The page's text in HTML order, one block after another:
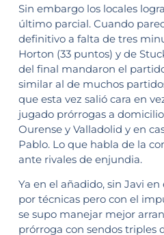
Sin embargo los locales
último parcial. Cuando
definitivo a falta de tres
Horton (33 puntos) y de
del final mandaron el
similar al de muchos
que esta vez salió cara en
jugado prórrogas a
Ourense y Valladolid y en
Pablo. Lo que habla de la
ante rivales de enjundia.
Ya en el añadido, sin Javi
por técnicas pero con el
se supo manejar mejor
prórroga con sendos triples